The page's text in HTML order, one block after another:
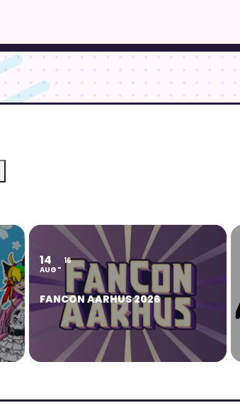
14
AUG
16
FANCON AARHUS 2026